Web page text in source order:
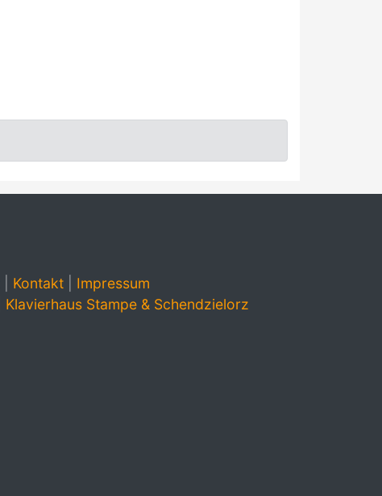
Kontakt| Impressum
Klavierhaus Stampe & Schendzielorz